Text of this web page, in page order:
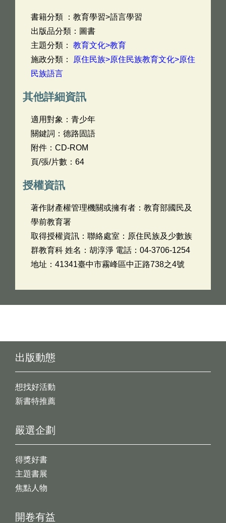
書籍分類 ：教育學習>語言學習
出版品分類：圖書
主題分類： 教育文化>教育
施政分類：
原住民族>原住民族教育文化>原住
民族語言
其他詳細資訊
適用對象：青少年
關鍵詞：德路固語
附件：CD-ROM
頁/張/片數：64
授權資訊
著作財產權管理機關或擁有者：教育部國民及
學前教育署
取得授權資訊：聯絡處室：原住民族及少數族
群教育科 姓名：胡淳淨 電話：04-3706-1254
地址：41341臺中市霧峰區中正路738之4號
出版動態
想找好活動
新書特推薦
開卷有益
嚴選企劃
得獎好書
主題書展
焦點人物